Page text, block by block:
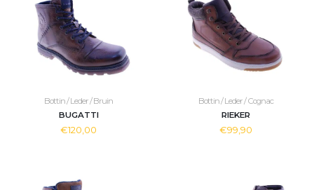
Bottin / Leder / Bruin
BUGATTI
€120,00
Bottin / Leder / Cognac
RIEKER
€99,90